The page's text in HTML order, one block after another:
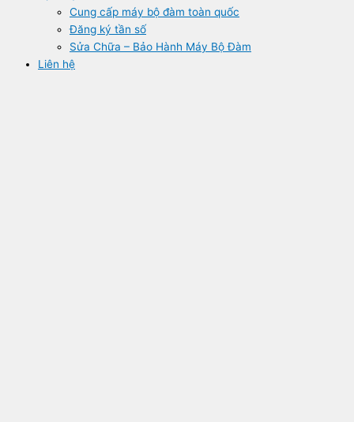
Cung cấp máy bộ đàm toàn quốc
Đăng ký tần số
Sửa Chữa – Bảo Hành Máy Bộ Đàm
Liên hệ